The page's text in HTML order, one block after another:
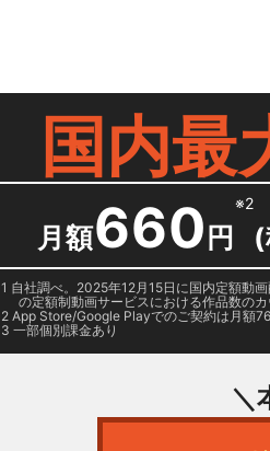
国内最
月額660 円
※2
1 自社調べ。2025年12月15日に国内定額動
の定額制動画サービスにおける作品数の
2 App Store/Google Playでのご契約は月額
3 一部個別課金あり
＼